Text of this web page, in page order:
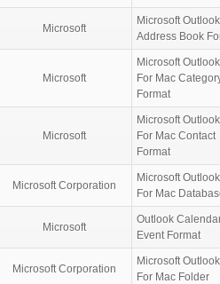
Microsoft
Microsoft Outlook
Address Book
Microsoft
Microsoft
For Mac
Format
Microsoft
Microsoft
For Mac Contact
Format
Microsoft Corporation
Microsoft
For Mac
Microsoft
Outlook
Event Format
Microsoft Corporation
Microsoft
For Mac Folder